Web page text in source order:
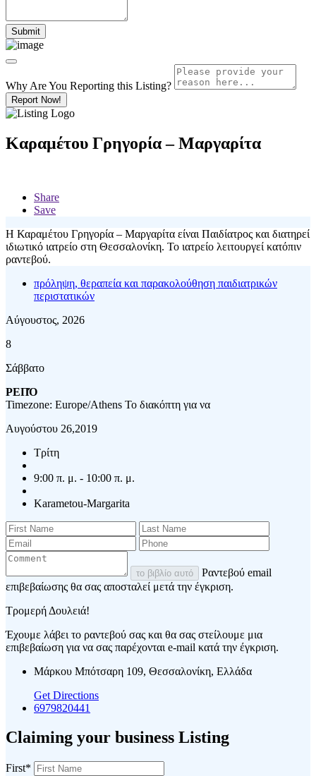
Why Are You Reporting this Listing?
Report Now!
Καραμέτου Γρηγορία – Μαργαρίτα
Share
Save
Η Καραμέτου Γρηγορία – Μαργαρίτα είναι Παιδίατρος και διατηρεί
ιδιωτικό ιατρείο στη Θεσσαλονίκη. Το ιατρείο λειτουργεί κατόπιν
ραντεβού.
πρόληψη, θεραπεία και παρακολούθηση παιδιατρικών
περιστατικών
Αύγουστος, 2026
8
Σάββατο
ΡΕΠΌ
Timezone: Europe/Athens Το διακόπτη για να
Αυγούστου 26,2019
Τρίτη
9:00 π. μ. - 10:00 π. μ.
Karametou-Margarita
το βιβλίο αυτό
Ραντεβού email
επιβεβαίωσης θα σας αποσταλεί μετά την έγκριση.
Τρομερή Δουλειά!
Έχουμε λάβει το ραντεβού σας και θα σας στείλουμε μια
επιβεβαίωση για να σας παρέχονται e-mail κατά την έγκριση.
Μάρκου Μπότσαρη 109, Θεσσαλονίκη, Ελλάδα
Get Directions
6979820441
Claiming your business Listing
First*